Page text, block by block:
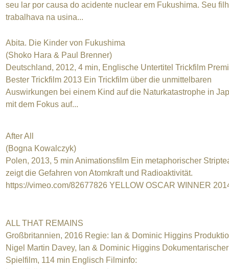
seu lar por causa do acidente nuclear em Fukushima. Seu
trabalhava na usina...
Abita. Die Kinder von Fukushima
(Shoko Hara & Paul Brenner)
Deutschland, 2012, 4 min, Englische Untertitel Trickfilm
Bester Trickfilm 2013 Ein Trickfilm über die unmittelbaren
Auswirkungen bei einem Kind auf die Naturkatastrophe in
mit dem Fokus auf...
After All
(Bogna Kowalczyk)
Polen, 2013, 5 min Animationsfilm Ein metaphorischer
zeigt die Gefahren von Atomkraft und Radioaktivität.
https://vimeo.com/82677826 YELLOW OSCAR WINNER
ALL THAT REMAINS
Großbritannien, 2016 Regie: Ian & Dominic Higgins
Nigel Martin Davey, Ian & Dominic Higgins Dokumentarischer
Spielfilm, 114 min Englisch Filminfo: